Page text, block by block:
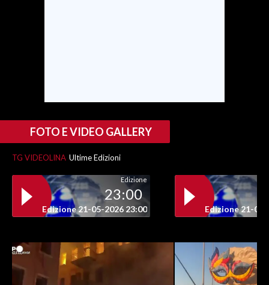
FOTO E VIDEO GALLERY
TG VIDEOLINA Ultime Edizioni
Edizione
23:00
Edizione 21-05-2026 23:00 Edizione 21-05-